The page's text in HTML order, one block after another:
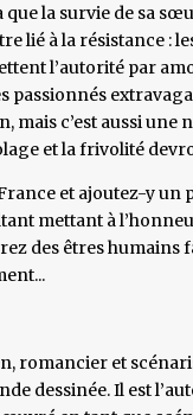
que la survie de sa
lié à la résistance :
l’autorité par
passionnés
mais c’est aussi une
et la frivolité
et ajoutez-y un
mettant à
des êtres
romancier et
dessinée. Il est